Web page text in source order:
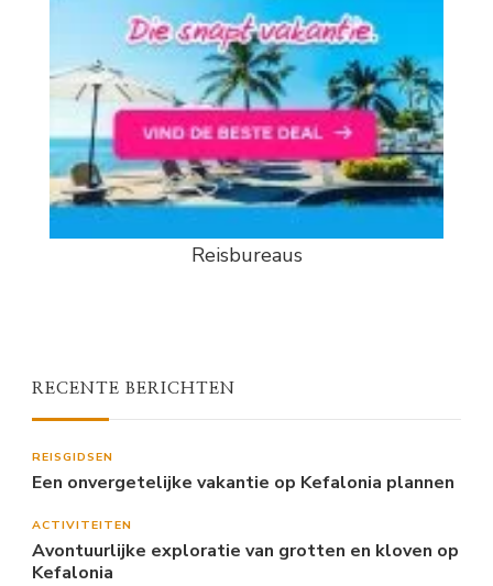
Reisbureaus
RECENTE BERICHTEN
REISGIDSEN
Een onvergetelijke vakantie op Kefalonia plannen
ACTIVITEITEN
Avontuurlijke exploratie van grotten en kloven op
Kefalonia